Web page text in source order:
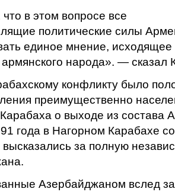
в этом вопросе все
политические силы
единое мнение, исходящее
народа». — сказал
конфликту было
преимущественно
о выходе из состава
года в Нагорном Карабахе
высказались за полную
Азербайджаном вслед